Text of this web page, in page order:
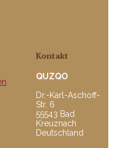
Kontakt
QUZQO
Dr.-Karl-Aschoff-
Str. 6
55543 Bad
Kreuznach
Deutschland